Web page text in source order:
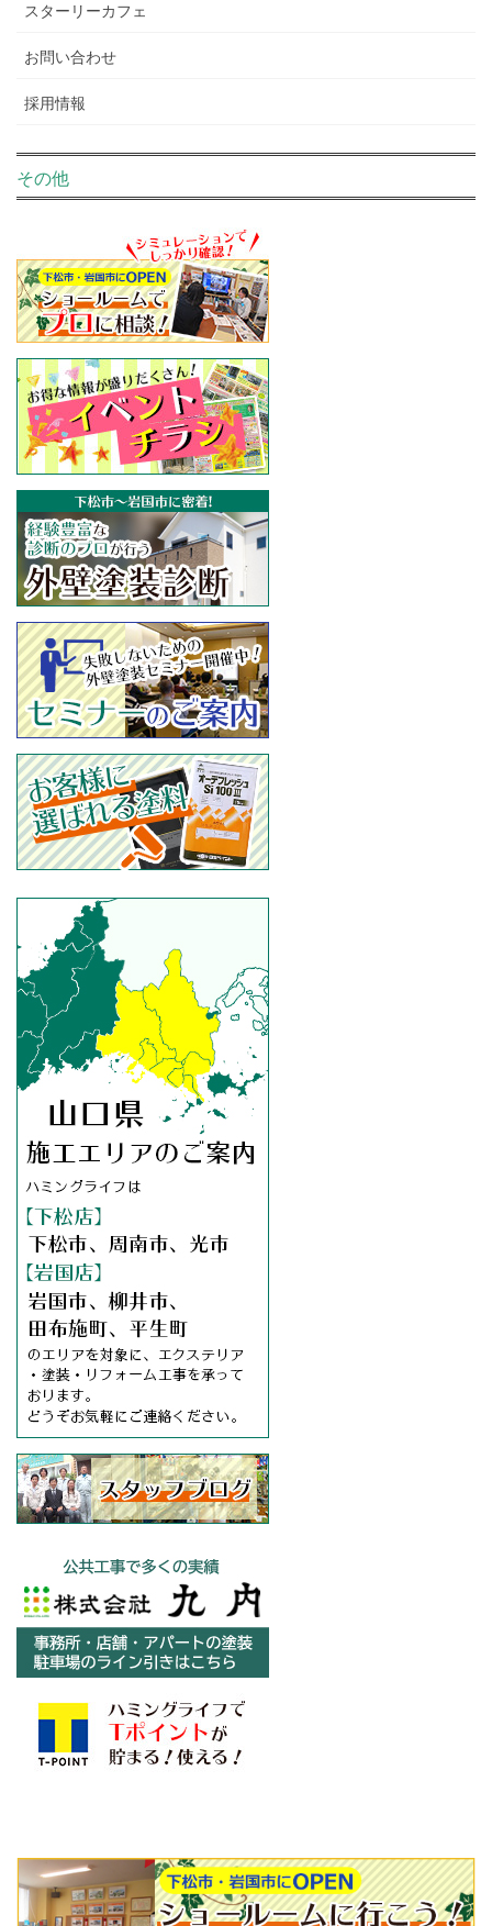
スターリーカフェ
お問い合わせ
採用情報
その他